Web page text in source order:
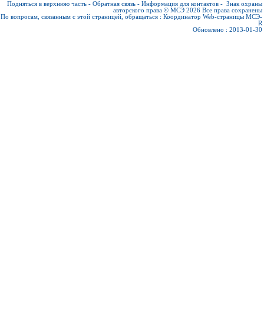
Подняться в верхнюю часть - Обратная связь - Информация для контактов - Знак охраны
авторского права © МСЭ 2026 Все права сохранены
По вопросам, связанным с этой страницей, обращаться : Координатор Web-страницы МСЭ-
R
Обновлено : 2013-01-30